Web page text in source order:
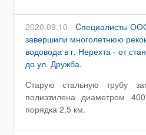
2020.09.10 -Cпециалисты
завершили многолетнюю
водовода в г. Нерехта - от
до ул. Дружба.
Старую стальную трубу
полиэтилена диаметром
порядка 2,5 км.